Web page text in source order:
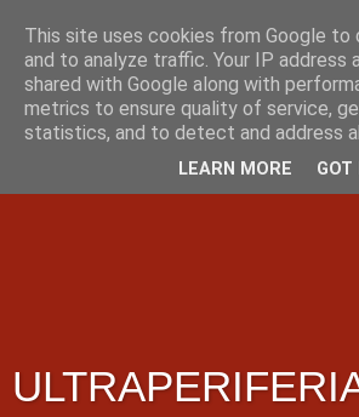
This site uses cookies from Google to
and to analyze traffic. Your IP address
shared with Google along with
metrics to ensure quality of service,
statistics, and to detect and address
LEARN MORE GOT